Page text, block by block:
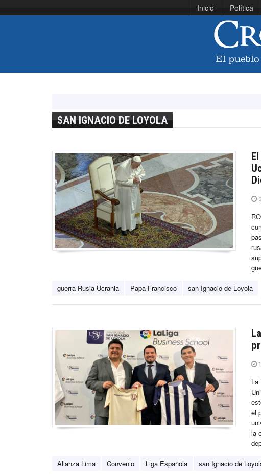
Inicio Política
SAN IGNACIO DE LOYOLA
guerra Rusia-Ucrania Papa Francisco san Ignacio de Loyola
La
el
la
Alianza Lima Convenio Liga Española san Ignacio de